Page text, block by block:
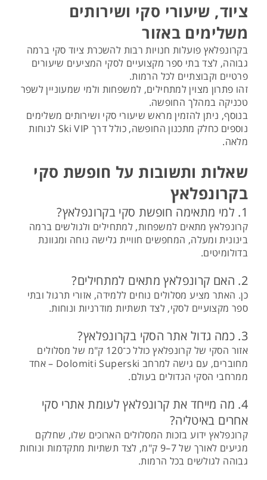
ציוד, שיעורי סקי ושירותים
משלימים באזור
בקרונפלאץ פועלות חנויות רבות להשכרת ציוד סקי ברמה
גבוהה, לצד בתי ספר מקצועיים לסקי המציעים שיעורים
פרטיים וקבוצתיים לכל הרמות.
זהו פתרון מצוין למתחילים, למשפחות ולמי שמעוניין לשפר
טכניקה במהלך החופשה.
בנוסף, ניתן להזמין מראש שיעורי סקי ושירותים משלימים
נוספים כחלק מתכנון החופשה, כולל דרך Ski VIP לנוחות
מלאה.
שאלות ותשובות על חופשת סקי
בקרונפלאץ
1. למי מתאימה חופשת סקי בקרונפלאץ?
קרונפלאץ מתאים למשפחות, למתחילים ולגולשים ברמה
בינונית ומעלה, המחפשים חוויית גלישה נוחה ומגוונת
בדולומיטים.
2. האם קרונפלאץ מתאים למתחילים?
כן. האתר מציע מסלולים נוחים ללמידה, אזורי תרגול ובתי
ספר מקצועיים לסקי, לצד תשתיות מודרניות ונוחות.
3. כמה גדול אתר הסקי בקרונפלאץ?
אזור הסקי של קרונפלאץ כולל כ־120 ק"מ של מסלולים
מחוברים, עם גישה למרחב Dolomiti Superski – אחד
ממרחבי הסקי הגדולים בעולם.
4. מה מייחד את קרונפלאץ לעומת אתרי סקי
אחרים באיטליה?
קרונפלאץ ידוע בזכות המסלולים הארוכים שלו, שחלקם
מגיעים לאורך של 7–9 ק"מ, לצד תשתיות מתקדמות ונוחות
גבוהה לגולשים בכל הרמות.